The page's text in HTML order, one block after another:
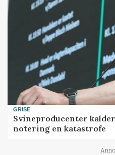
GRISE
Svineproducenter
notering en katastrofe